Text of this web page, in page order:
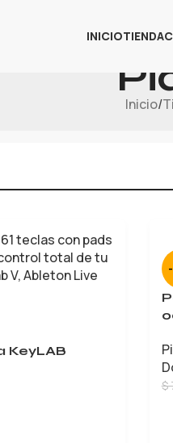
INICIOTIENDA
Inicio/
KeyLAB
$